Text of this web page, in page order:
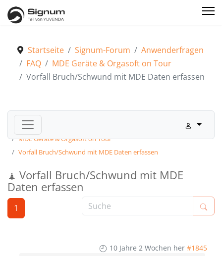
Startseite Signum-Forum
Anwenderfragen
FAQ
MDE Geräte & Orgasoft on Tour
Vorfall Bruch/Schwund mit MDE Daten erfassen
Signum-Forum
MDE Geräte & Orgasoft on Tour
Vorfall Bruch/Schwund mit MDE Daten erfassen
Vorfall Bruch/Schwund mit MDE
Daten erfassen
1
10 Jahre 2 Wochen her #1845